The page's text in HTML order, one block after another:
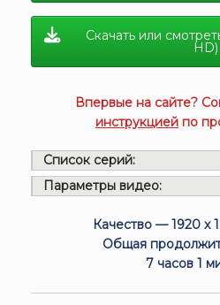
Скачать или
HD)
Впервые на сайте?
инструкцией по
Список серий:
Параметры видео:
Качество — 1920 x
Общая
7 часов 1